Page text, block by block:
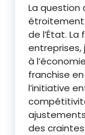
La question
étroitement
de l’État.
entreprises,
à
franchise
l’initiative
des